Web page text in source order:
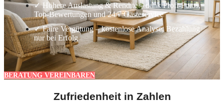
✓ Höhere Auslastung & Rendite – dank Profi-Fotos,
Top-Bewertungen und 24/7 Gästeservice
✓ Faire Vergütung – kostenlose Analyse, Bezahlung
nur bei Erfolg
BERATUNG VEREINBAREN
Zufriedenheit in Zahlen